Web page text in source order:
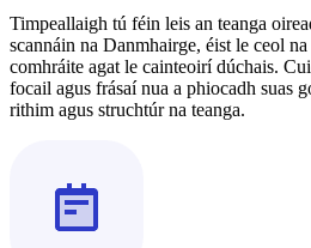
Timpeallaigh tú féin leis an teanga
scannáin na Danmhairge, éist le ceol
comhráite agat le cainteoirí dúchais.
focail agus frásaí nua a phiocadh suas
rithim agus struchtúr na teanga.